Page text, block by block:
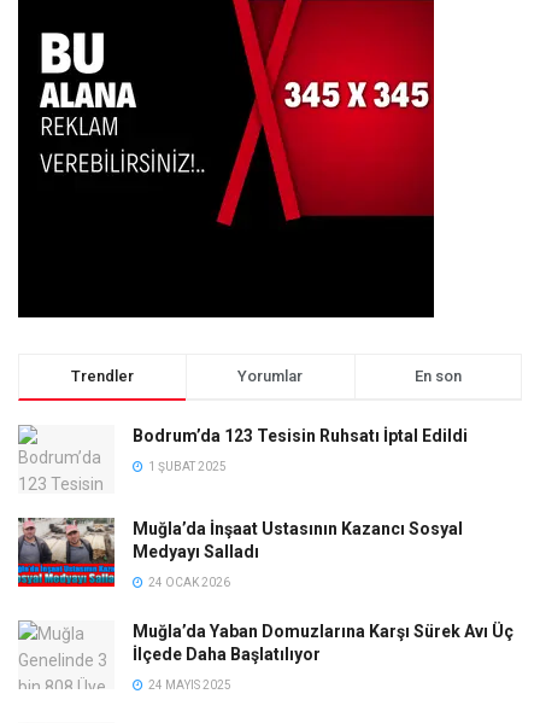
Trendler Yorumlar En son
Bodrum’da 123 Tesisin Ruhsatı İptal Edildi
1 ŞUBAT 2025
Muğla’da İnşaat Ustasının Kazancı Sosyal
Medyayı Salladı
24 OCAK 2026
Muğla’da Yaban Domuzlarına Karşı Sürek Avı Üç
İlçede Daha Başlatılıyor
24 MAYIS 2025